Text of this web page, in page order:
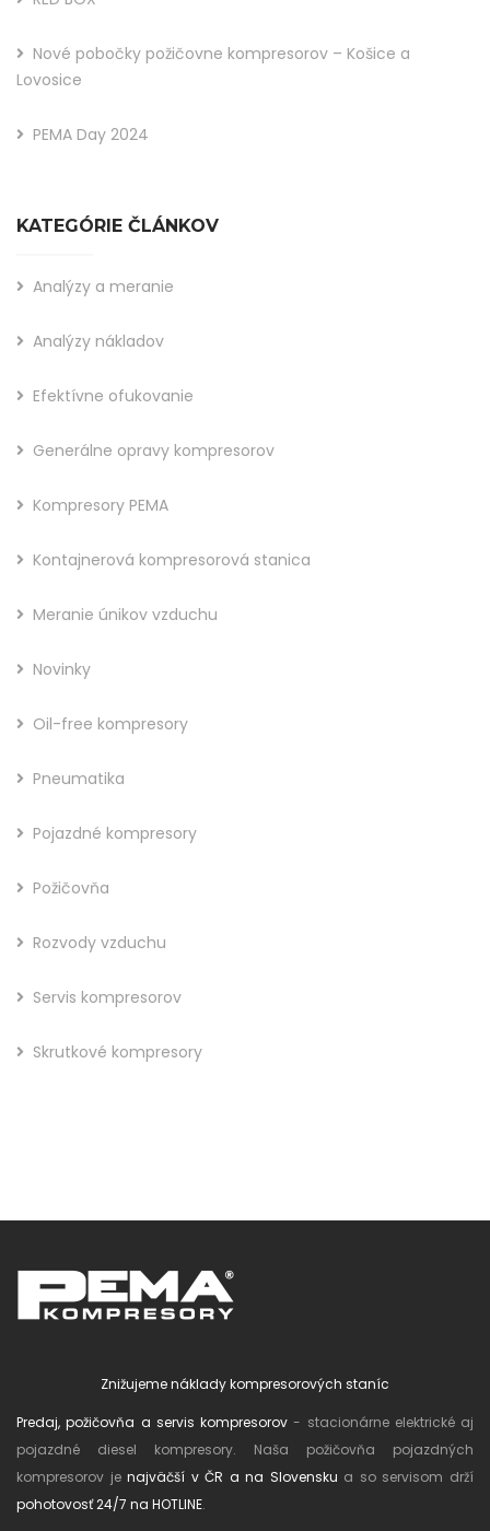
Nové pobočky požičovne kompresorov – Košice a
Lovosice
PEMA Day 2024
KATEGÓRIE ČLÁNKOV
Analýzy a meranie
Analýzy nákladov
Efektívne ofukovanie
Generálne opravy kompresorov
Kompresory PEMA
Kontajnerová kompresorová stanica
Meranie únikov vzduchu
Novinky
Oil-free kompresory
Pneumatika
Pojazdné kompresory
Požičovňa
Rozvody vzduchu
Servis kompresorov
Skrutkové kompresory
Znižujeme náklady kompresorových staníc
Predaj, požičovňa a servis kompresorov - stacionárne elektrické aj
pojazdné diesel kompresory. Naša požičovňa pojazdných
kompresorov jenajväčší v ČR a na Slovensku a so servisom drží
pohotovosť 24/7 na HOTLINE.